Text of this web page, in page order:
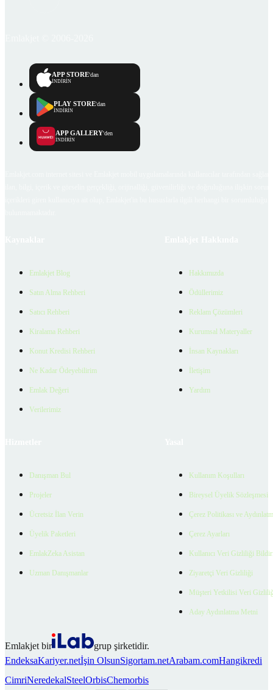
APP STORE'dan
İNDİRİN
PLAY STORE'dan
İNDİRİN
APP GALLERY'den
İNDİRİN
Emlakjet Blog
Satın Alma Rehberi
Satıcı Rehberi
Kiralama Rehberi
Konut Kredisi Rehberi
Ne Kadar Ödeyebilirim
Emlak Değeri
Verilerimiz
Hakkımızda
Ödüllerimiz
Reklam Çözümleri
Kurumsal Materyaller
İnsan Kaynakları
İletişim
Yardım
Danışman Bul
Projeler
Ücretsiz İlan Verin
Üyelik Paketleri
EmlakZeka Asistan
Uzman Danışmanlar
Kullanım Koşulları
Bireysel Üyelik Sözleşmesi
Çerez Politikası ve
Çerez Ayarları
Kullanıcı Veri Gizliliği
Ziyaretçi Veri Gizliliği
Müşteri Yetkilisi Veri
Aday Aydınlatma Metni
Emlakjet bir
grup şirketidir.
EndeksaKariyer.netİşin OlsunSigortam.netArabam.comHangikredi
CimriNeredekalSteelOrbisChemorbis